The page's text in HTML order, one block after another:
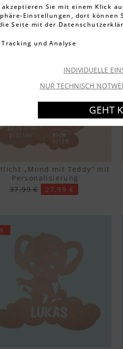
„Mond mit Teddy“ mit
Personalisierung
37,99 €
27,99 €
akzeptieren Sie mit einem Klick
Einstellungen, dort können
Seite mit der
Tracking und Analyse
INDIVIDUELLE
NUR TECHNISCH
GEHT